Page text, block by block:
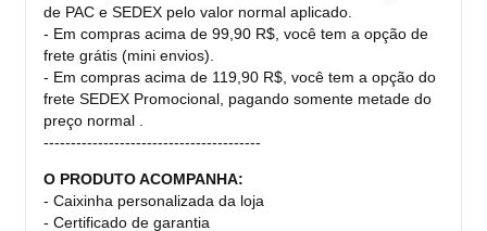
de PAC e SEDEX pelo valor normal aplicado.
- Em compras acima de 99,90 R$, você tem a opção de
frete grátis (mini envios).
- Em compras acima de 119,90 R$, você tem a opção do
frete SEDEX Promocional, pagando somente metade do
preço normal .
----------------------------------------
O PRODUTO ACOMPANHA:
- Caixinha personalizada da loja
- Certificado de garantia